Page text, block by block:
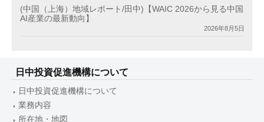
(中国（上海）地域レポート/田中)【WAIC 2026から見る中国
AI産業の最新動向】
2026年8月5日
日中投資促進機構について
日中投資促進機構について
業務内容
所在地・地図